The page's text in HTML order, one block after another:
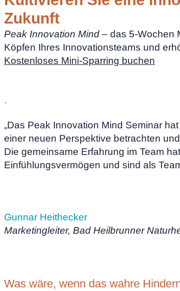
Zukunft
Peak Innovation Mind – das 5-Wochen
Köpfen Ihres Innovationsteams und
Kostenloses Mini-Sparring buchen
.
„Das Peak Innovation Mind Seminar
einer neuen Perspektive betrachten
Die gemeinsame Erfahrung im Team
Einfühlungsvermögen und sind als
Gunnar Heithecker
Marketingleiter, Bad Heilbrunner
Was wäre, wenn das wahre